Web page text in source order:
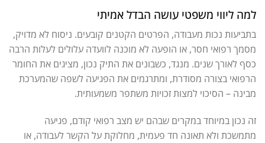
למה ליווי משפטי עושה הבדל אמיתי
בתביעות נכות מעבודה, הפרטים הקטנים קובעים. ניסוח לא מדויק,
מסמך רפואי חסר, או הופעה לא מוכנה לוועדה עלולים לעלות הרבה
כסף לאורך שנים. מנגד, כשבונים את התיק נכון, מציגים את החומר
הרפואי בצורה מסודרת, ומתרגמים את הפגיעה לשפה שהמערכת
מבינה – הסיכוי למצות זכויות משתפר משמעותית.
זה נכון במיוחד במקרים שבהם יש מצב רפואי קודם, פגיעה
מתמשכת ולא תאונה חד פעמית, מחלוקת על הקשר לעבודה, או